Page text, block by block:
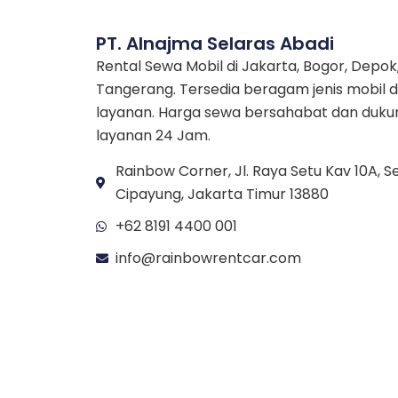
PT. Alnajma Selaras Abadi
Rental Sewa Mobil di Jakarta, Bogor,
Tangerang. Tersedia beragam jenis mobil
layanan. Harga sewa bersahabat dan
layanan 24 Jam.
Rainbow Corner, Jl. Raya Setu Kav 10A,
Cipayung, Jakarta Timur 13880
+62 8191 4400 001
info@rainbowrentcar.com